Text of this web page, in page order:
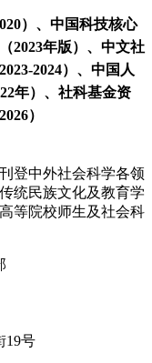
）、中国科技核心
2023年版）、中文社
2024）、中国人
年）、社科基金资
）
中外社会科学各领
统民族文化及教育学
等院校师生及社会科
19号